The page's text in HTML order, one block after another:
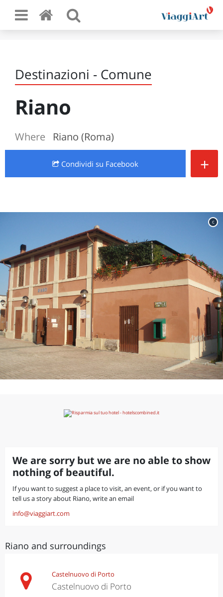
Destinazioni - Comune
Riano
Where Riano (Roma)
Condividi su Facebook +
c
We are sorry but we are no able to show
nothing of beautiful.
If you want to suggest a place to visit, an event, or if you want to
tell us a story about Riano, write an email
info@viaggiart.com
Riano and surroundings
Castelnuovo di Porto
Castelnuovo di Porto